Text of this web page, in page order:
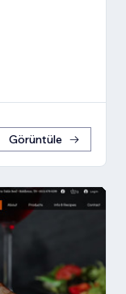
Görüntüle